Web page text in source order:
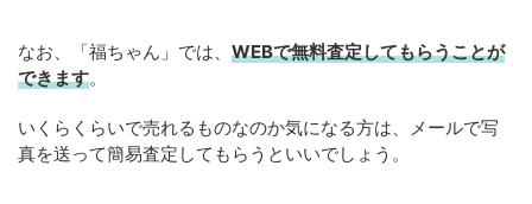
なお、「福ちゃん」では、 WEBで無料査定してもらうことが
できます。
いくらくらいで売れるものなのか気になる方は、メールで写
真を送って簡易査定してもらうといいでしょう。